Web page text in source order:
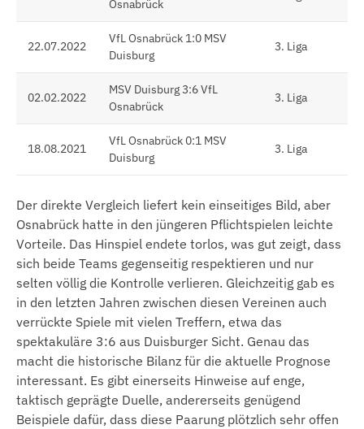
Osnabrück
22.07.2022
VfL Osnabrück 1:0 MSV
Duisburg
3. Liga
02.02.2022
MSV Duisburg 3:6 VfL
Osnabrück
3. Liga
18.08.2021
VfL Osnabrück 0:1 MSV
Duisburg
3. Liga
Der direkte Vergleich liefert kein einseitiges Bild, aber
Osnabrück hatte in den jüngeren Pflichtspielen leichte
Vorteile. Das Hinspiel endete torlos, was gut zeigt, dass
sich beide Teams gegenseitig respektieren und nur
selten völlig die Kontrolle verlieren. Gleichzeitig gab es
in den letzten Jahren zwischen diesen Vereinen auch
verrückte Spiele mit vielen Treffern, etwa das
spektakuläre 3:6 aus Duisburger Sicht. Genau das
macht die historische Bilanz für die aktuelle Prognose
interessant. Es gibt einerseits Hinweise auf enge,
taktisch geprägte Duelle, andererseits genügend
Beispiele dafür, dass diese Paarung plötzlich sehr offen